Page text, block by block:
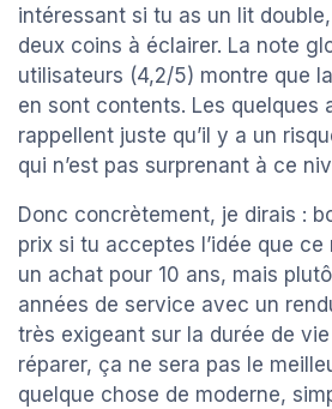
intéressant si tu as un lit
deux coins à éclairer. La note
utilisateurs (4,2/5) montre que
en sont contents. Les quelques
rappellent juste qu’il y a un
qui n’est pas surprenant à ce
Donc concrètement, je dirais :
prix si tu acceptes l’idée que ce
un achat pour 10 ans, mais
années de service avec un
très exigeant sur la durée de
réparer, ça ne sera pas le
quelque chose de moderne,